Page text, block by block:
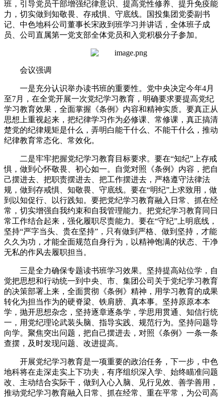
班，引导党员干部增强纪律意识、提高党性修养、提升免疫能
力，切实做到知敬畏、存戒惧、守底线。国投集团党委副书
记、中色地科公司董事长宋政到班学习并讲话，全体班子成
员、公司直属第一党支部全体党员和入党积极分子参加。
会议强调
一是充分认识举办读书班的重要性。党中央决定今年4月
至7月，在全党开展一次党纪学习教育，明确要求要提高党纪
学习教育效果，全面掌握《条例》内容和精神实质。要真正从
思想上重视起来，把纪律学习作为必修课、常修课，真正搞清
楚党的纪律规矩是什么，弄明白能干什么、不能干什么，推动
纪律教育常态化、常效化。
二是牢牢把握党纪学习教育目标要求。要在“知纪”上存戒
惧，做到心怀敬畏、初心如一。自觉对照《条例》内容，把自
己摆进去、把职责摆进去、把工作摆进去，严格遵守法律法
规，做到存戒惧、知敬畏、守底线。要在“明纪”上求致用，做
到以知促行、以行践知。要把党纪学习教育融入日常、抓在经
常，切实增强自我约束和自我管理能力。把党纪学习教育同日
常工作结合起来，强化履职尽责能力。要在“守纪”上明底线，
坚持“严字当头、贵在坚持”，只有做到严格、做到坚持，才能
久久为功，才能全面规范自身行为，以精神饱满的状态、干净
无私的作风去履职担当。
三是全力确保专题读书班学习效果。坚持提高站位学，自
觉把思想和行动统一到中央、市、集团公司关于党纪学习教育
的决策部署上来，全面贯彻《条例》精神，用学习教育的成果
转化为担当作为的硬脊梁、铁肩膀、真本事。坚持原原本本
学，抛开思想杂念，坚持逐章逐条学，学思用贯通、知信行统
一，用党纪理论武装头脑、指导实践、规范行为。坚持问题导
向学。聚焦突出问题，把自己摆进去，对照《条例》一条一条
查摆，及时发现问题、改进提高。
开展党纪学习教育是一项重要的政治任务，下一步，中色
地科将在走深走实上下功夫，有序组织深入学、始终瞄准问题
改、主动结合实际干，做到入心入脑、见行见效、善学善用，
推动党纪学习教育融入日常、抓在经常、重在平常，为公司高